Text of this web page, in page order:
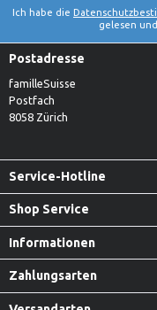
Ich habe die
gelesen
Postadresse
familleSuisse
Postfach
8058 Zürich
Service-Hotline
Shop Service
Informationen
Zahlungsarten